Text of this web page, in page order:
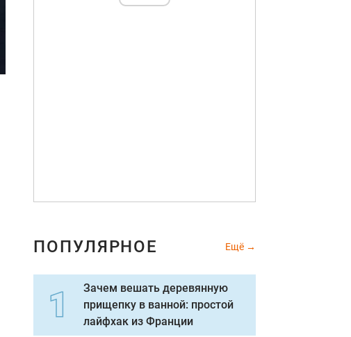
ПОПУЛЯРНОЕ Ещё
Зачем вешать деревянную
прищепку в ванной: простой
лайфхак из Франции